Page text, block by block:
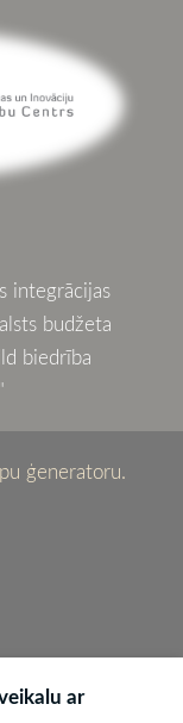
integrācijas
budžeta
biedrība
ģeneratoru.
ar